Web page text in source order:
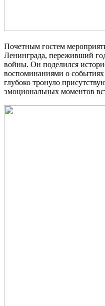
Почетным гостем
Ленинграда, переживший
войны. Он поделился
воспоминаниями о
глубоко тронуло
эмоциональных моментов